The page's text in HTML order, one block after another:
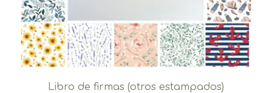
Libro de firmas (otros estampados)